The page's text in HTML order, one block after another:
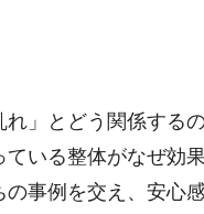
」とどう関係する
いる整体がなぜ効
事例を交え、安心